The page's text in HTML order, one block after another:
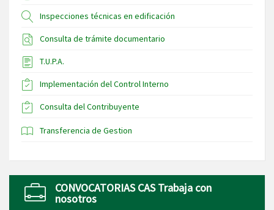
Inspecciones técnicas en edificación
Consulta de trámite documentario
T.U.P.A.
Implementación del Control Interno
Consulta del Contribuyente
Transferencia de Gestion
CONVOCATORIAS CAS Trabaja con
nosotros